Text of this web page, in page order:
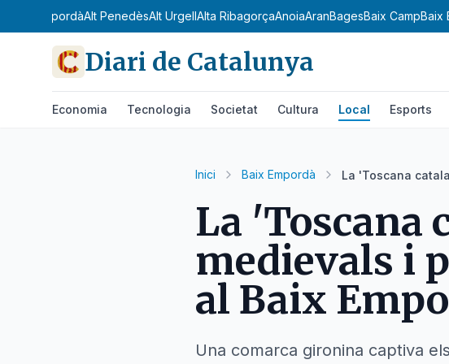
Alt EmpordàAlt PenedèsAlt UrgellAlta RibagorçaAnoiaAranBagesBaix CampBaix
Diari de Catalunya
Economia Tecnologia Societat Cultura Local Esports
Inici Baix Empordà La 'Toscana
La 'Toscana
medievals i
al Baix
Una comarca gironina captiva